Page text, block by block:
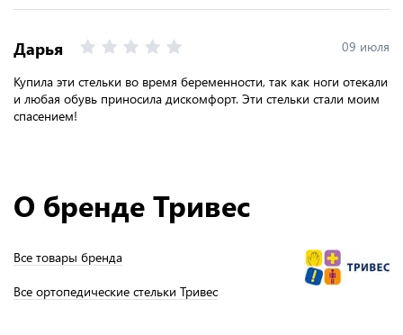
Дарья 09 июля
Купила эти стельки во время беременности, так как ноги отекали
и любая обувь приносила дискомфорт. Эти стельки стали моим
спасением!
О бренде Тривес
Все товары бренда
Все ортопедические стельки Тривес